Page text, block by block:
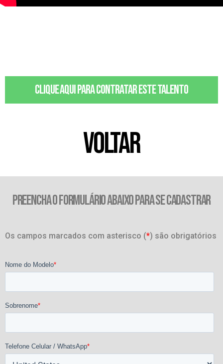
Clique aqui para contratar este talento
VOLTAR
PREENCHA O FORMULÁRIO ABAIXO PARA SE CADASTRAR
Os campos marcados com asterisco (*) são obrigatórios